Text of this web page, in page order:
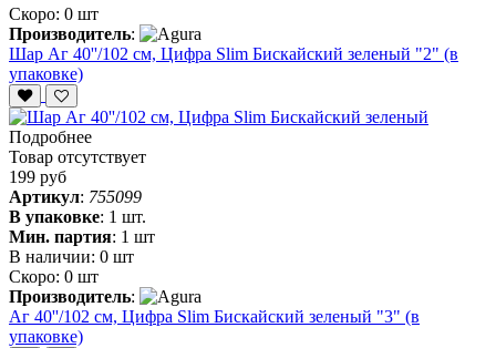
Скоро: 0 шт
Производитель:
Шар Аг 40''/102 см, Цифра Slim Бискайский зеленый "2" (в
упаковке)
Подробнее
Товар отсутствует
199 руб
Артикул: 755099
В упаковке: 1 шт.
Мин. партия: 1 шт
В наличии: 0 шт
Скоро: 0 шт
Производитель:
Аг 40''/102 см, Цифра Slim Бискайский зеленый "3" (в
упаковке)